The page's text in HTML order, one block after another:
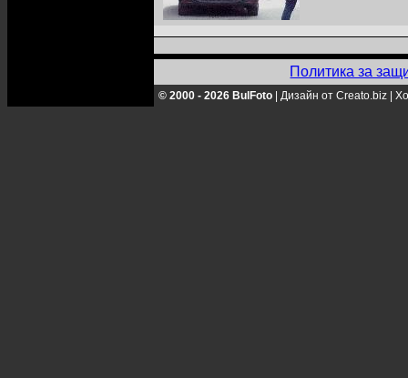
Политика за
© 2000 - 2026 BulFoto Дизайн от Creato.biz